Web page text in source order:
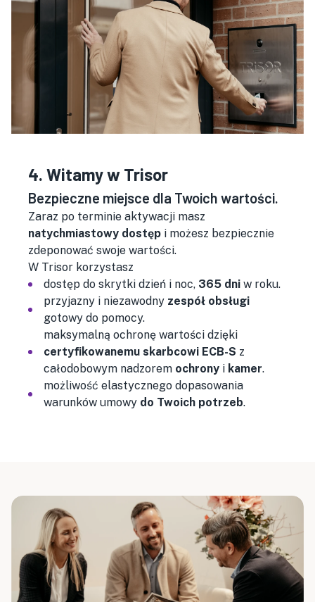
4. Witamy w Trisor
Bezpieczne miejsce dla Twoich wartości.
Zaraz po terminie aktywacji masz
natychmiastowy dostęp i możesz bezpiecznie
zdeponować swoje wartości.
W Trisor korzystasz
dostęp do skrytki dzień i noc, 365 dni w roku.
przyjazny i niezawodny zespół obsługi
gotowy do pomocy.
maksymalną ochronę wartości dzięki
certyfikowanemu skarbcowi ECB-S z
całodobowym nadzorem ochrony i kamer.
możliwość elastycznego dopasowania
warunków umowy do Twoich potrzeb.